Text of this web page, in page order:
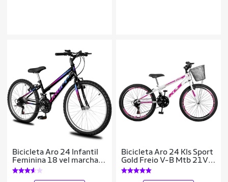
Bicicleta Aro 24 Infantil
Feminina 18 vel marchas
Dropp Sport Freio V-
Brake
Bicicleta Aro 24 Kls Sport
Gold Freio V-B Mtb 21V
Feminina